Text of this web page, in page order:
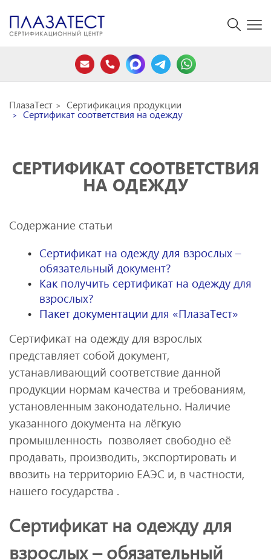
ПлазаТест Сертификация продукции
Сертификат соответствия на одежду
СЕРТИФИКАТ СООТВЕТСТВИЯ
НА ОДЕЖДУ
Содержание статьи
Сертификат на одежду для взрослых –
обязательный документ?
Как получить сертификат на одежду для
взрослых?
Пакет документации для «ПлазаТест»
Сертификат на одежду для взрослых
представляет собой документ,
устанавливающий соответствие данной
продукции нормам качества и требованиям,
установленным законодательно. Наличие
указанного документа на лёгкую
промышленность позволяет свободно её
продавать, производить, экспортировать и
ввозить на территорию ЕАЭС и, в частности,
нашего государства .
Сертификат на одежду для
взрослых – обязательный